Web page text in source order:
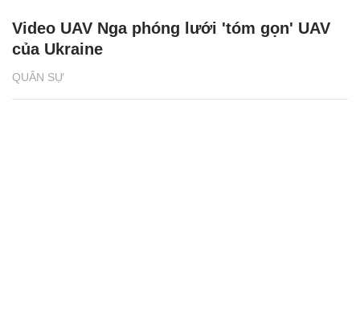
QUÂN SỰ
Video UAV Nga phóng lưới 'tóm gọn' UAV
của Ukraine